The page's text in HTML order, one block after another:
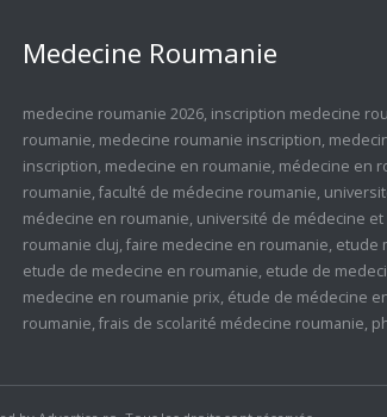
Medecine Roumanie
medecine roumanie 2026, inscription medecine
roumanie, medecine roumanie inscription,
inscription, medecine en roumanie, médecine en
roumanie, faculté de médecine roumanie,
médecine en roumanie, université de médecine
roumanie cluj, faire medecine en roumanie, etude
etude de medecine en roumanie, etude de
medecine en roumanie prix, étude de médecine
roumanie, frais de scolarité médecine roumanie,